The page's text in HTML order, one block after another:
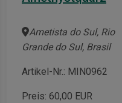
Ametista do Sul, Rio
Grande do Sul, Brasil
Artikel-Nr.: MIN0962
Preis: 60,00 EUR